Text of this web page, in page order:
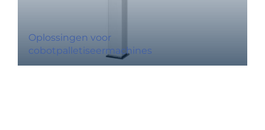
Oplossingen voor
cobotpalletiseermachines